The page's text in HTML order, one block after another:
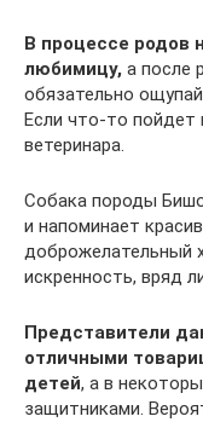
В процессе родов
любимицу, а после
обязательно
Если что-то пойдет
ветеринара.
Собака породы
и напоминает
доброжелательный
искренность, вряд
Представители
отличными
детей, а в
защитниками.